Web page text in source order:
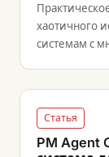
хаотичного
системам с
Статья
PM Agent